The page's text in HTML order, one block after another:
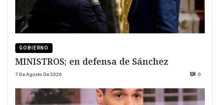
GOBIERNO
MINISTROS; en defensa de Sánchez
7 De Agosto De 2026 0